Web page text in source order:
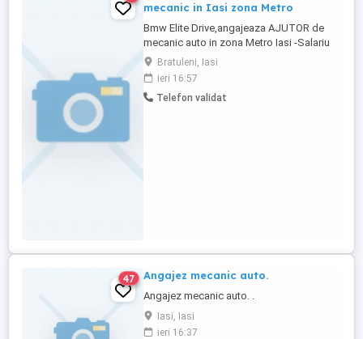
mecanic in Iasi zona Metro
Bmw Elite Drive,angajeaza AJUTOR de
mecanic auto in zona Metro Iasi -Salariu
atractiv -Mediu de lucru serios si stabil -
Posibilitatea de invatare si dezvoltare
Bratuleni, Iasi
ieri 16:57
Telefon validat
47 Angajez mecanic auto.
Angajez mecanic auto. .
Iasi, Iasi
ieri 16:37